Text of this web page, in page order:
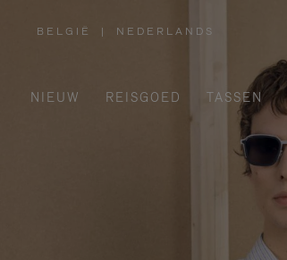
BELGIË
,
| NEDERLANDS
NIEUW REISGOED TASSEN